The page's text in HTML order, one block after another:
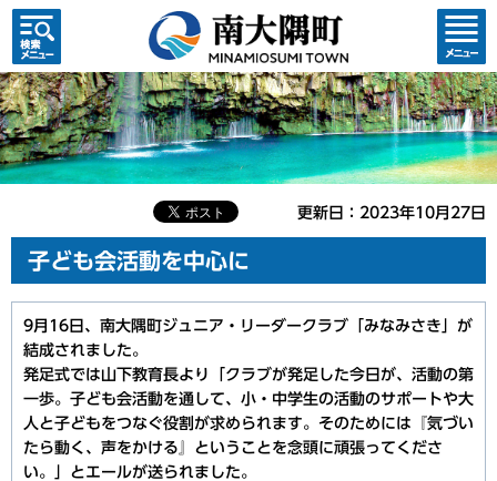
検索・
共通メ
ニュー
コンテ
ンツメ
ニュー
更新日：2023年10月27日
子ども会活動を中心に
9月16日、南大隅町ジュニア・リーダークラブ「みなみさき」が
結成されました。
発足式では山下教育長より「クラブが発足した今日が、活動の第
一歩。子ども会活動を通して、小・中学生の活動のサポートや大
人と子どもをつなぐ役割が求められます。そのためには『気づい
たら動く、声をかける』ということを念頭に頑張ってくださ
い。」とエールが送られました。